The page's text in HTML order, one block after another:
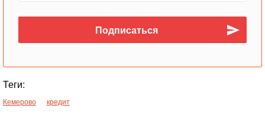
Теги:
Кемерово кредит